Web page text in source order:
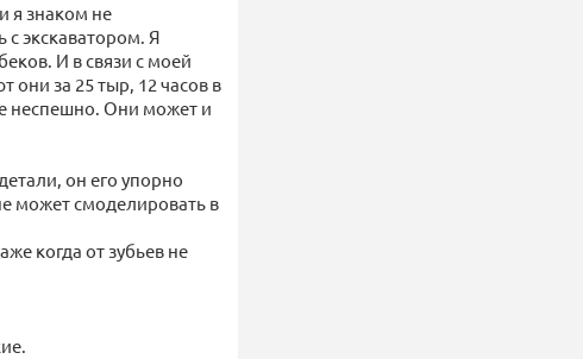
я знаком не
с экскаватором. Я
И в связи с моей
они за 25 тыр, 12 часов в
неспешно. Они может и
он его упорно
может смоделировать в
когда от зубьев не